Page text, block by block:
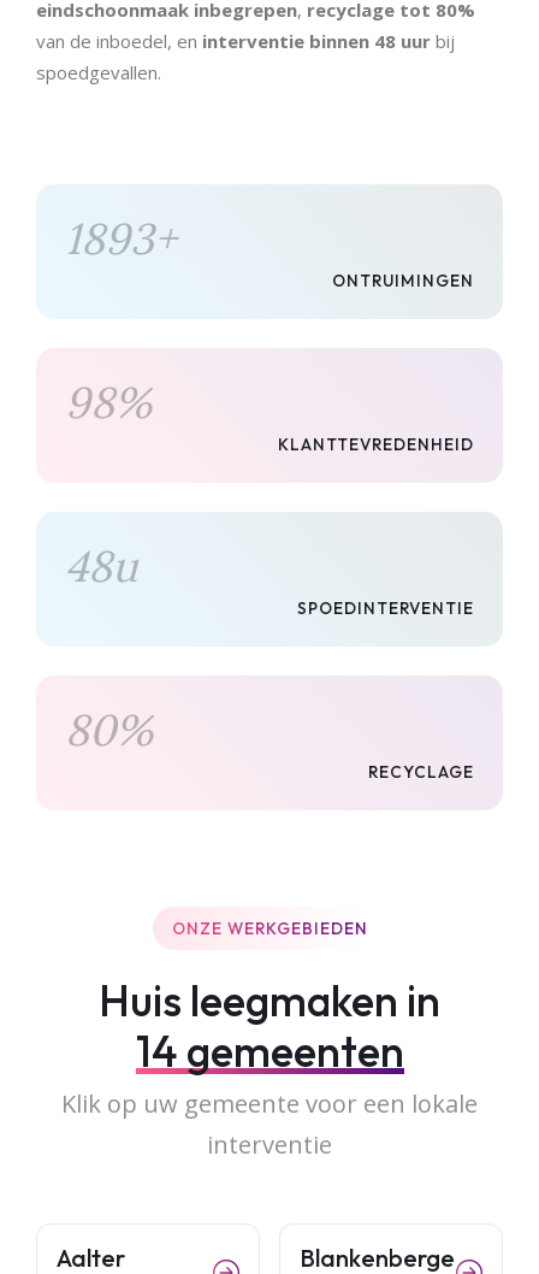
eindschoonmaak inbegrepen, recyclage tot 80%
van de inboedel, en interventie binnen 48 uur bij
spoedgevallen.
1893+
ONTRUIMINGEN
98%
KLANTTEVREDENHEID
48u
SPOEDINTERVENTIE
80%
RECYCLAGE
ONZE WERKGEBIEDEN
Huis leegmaken in
14 gemeenten
Klik op uw gemeente voor een lokale
interventie
Aalter Blankenberge